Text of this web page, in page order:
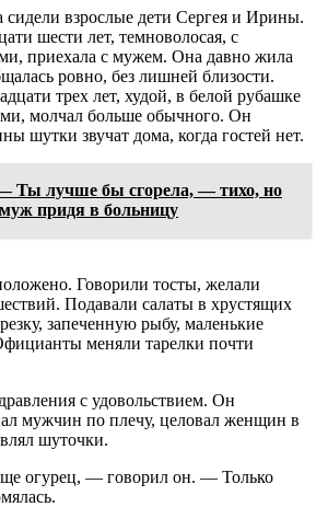
сидели взрослые дети Сергея и Ирины.
шести лет, темноволосая, с
приехала с мужем. Она давно жила
ровно, без лишней близости.
трех лет, худой, в белой рубашке
молчал больше обычного. Он
шутки звучат дома, когда гостей нет.
Ты лучше бы сгорела, — тихо, но
придя в больницу
Говорили тосты, желали
Подавали салаты в хрустящих
запеченную рыбу, маленькие
меняли тарелки почти
с удовольствием. Он
мужчин по плечу, целовал женщин в
шуточки.
огурец, — говорил он. — Только